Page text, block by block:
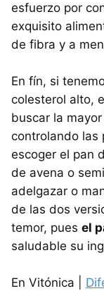
esfuerzo por
exquisito
de fibra y a
En fín, si
colesterol alto,
buscar la
controlando las
escoger el pan
de avena o
adelgazar o
de las dos
temor, pues el
saludable su
En Vitónica |